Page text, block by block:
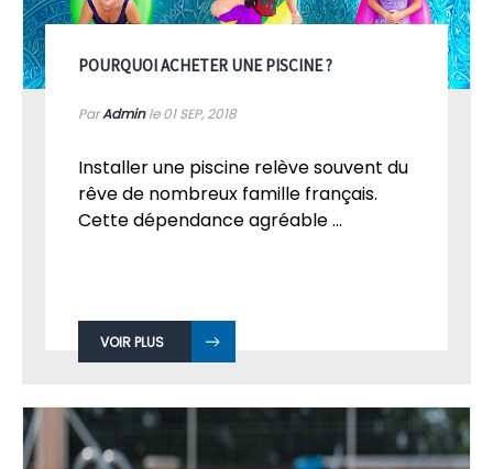
POURQUOI ACHETER UNE PISCINE ?
ParAdminle 01SEP, 2018
Installer une piscine relève souvent du
rêve de nombreux famille français.
Cette dépendance agréable ...
VOIR PLUS